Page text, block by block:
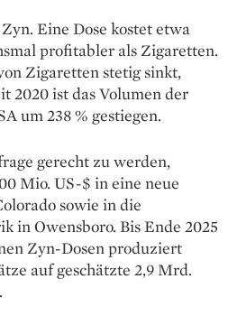
Eine Dose kostet etwa
profitabler als Zigaretten.
Zigaretten stetig sinkt,
2020 ist das Volumen der
um 238 % gestiegen.
gerecht zu werden,
Mio. US-$ in eine neue
sowie in die
in Owensboro. Bis Ende 2025
Zyn-Dosen produziert
auf geschätzte 2,9 Mrd.